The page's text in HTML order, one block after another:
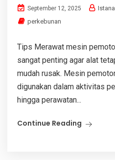
September 12, 2025
perkebunan
Tips Merawat mesin
sangat penting agar alat
mudah rusak. Mesin
digunakan dalam aktivitas
hingga perawatan...
Continue Reading